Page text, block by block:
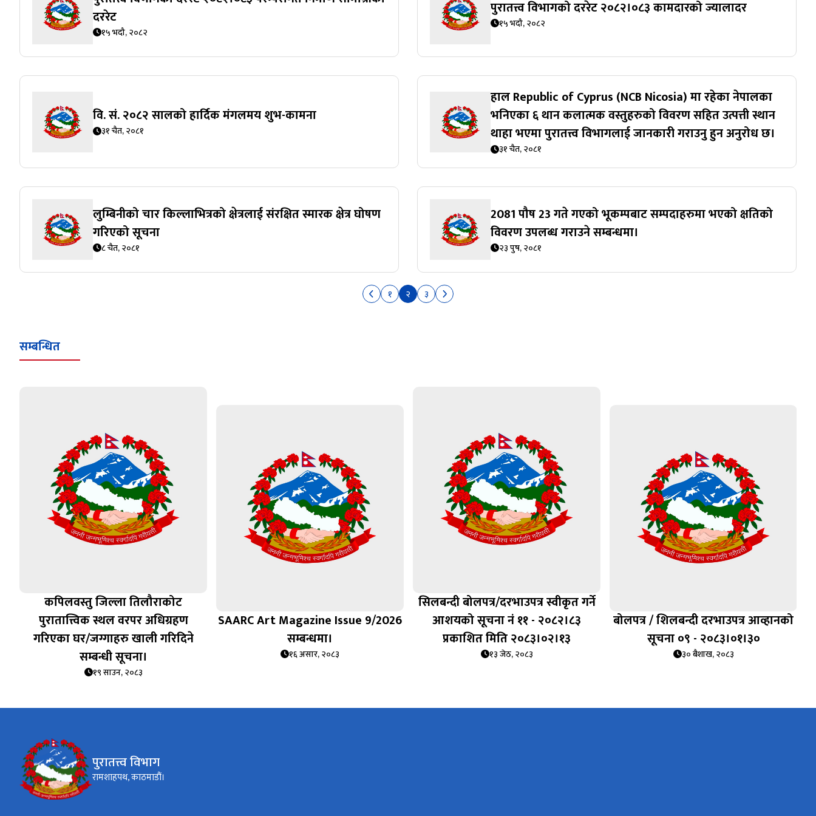
दररेट
१५ भदौ, २०८२
पुरातत्त्व विभागको दररेट २०८२।०८३ कामदारको ज्यालादर
१५ भदौ, २०८२
वि. सं. २०८२ सालको हार्दिक मंगलमय शुभ-कामना
३१ चैत, २०८१
हाल Republic of Cyprus (NCB Nicosia) मा रहेका नेपालका
भनिएका ६ थान कलात्मक वस्तुहरुको विवरण सहित उत्पत्ती स्थान
थाहा भएमा पुरातत्त्व विभागलाई जानकारी गराउनु हुन अनुरोध छ।
३१ चैत, २०८१
लुम्बिनीको चार किल्लाभित्रको क्षेत्रलाई संरक्षित स्मारक क्षेत्र घोषण
गरिएको सूचना
८ चैत, २०८१
2081 पौष 23 गते गएको भूकम्पबाट सम्पदाहरुमा भएको क्षतिको
विवरण उपलब्ध गराउने सम्बन्धमा।
२३ पुष, २०८१
१ २ ३
सम्बन्धित
कपिलवस्तु जिल्ला तिलौराकोट
पुरातात्त्विक स्थल वरपर अधिग्रहण
गरिएका घर/जग्गाहरु खाली गरिदिने
सम्बन्धी सूचना।
१९ साउन, २०८३
SAARC Art Magazine Issue 9/2026
सम्बन्धमा।
१६ असार, २०८३
सिलबन्दी बोलपत्र/दरभाउपत्र स्वीकृत गर्ने
आशयको सूचना नं ११ - २०८२।८३
प्रकाशित मिति २०८३।०२।१३
१३ जेठ, २०८३
बोलपत्र / शिलबन्दी दरभाउपत्र आव्हानको
सूचना ०९ - २०८३।०१।३०
३० बैशाख, २०८३
पुरातत्त्व विभाग
रामशाहपथ, काठमाडौं।